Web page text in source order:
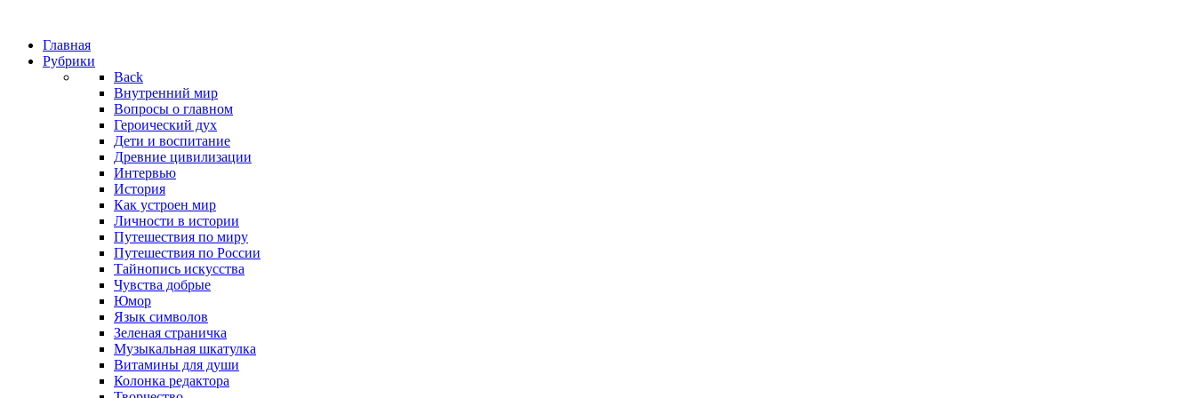
Главная
Рубрики
Back
Внутренний мир
Вопросы о главном
Героический дух
Дети и воспитание
Древние цивилизации
Интервью
История
Как устроен мир
Личности в истории
Путешествия по миру
Путешествия по России
Тайнопись искусства
Чувства добрые
Юмор
Язык символов
Зеленая страничка
Музыкальная шкатулка
Витамины для души
Колонка редактора